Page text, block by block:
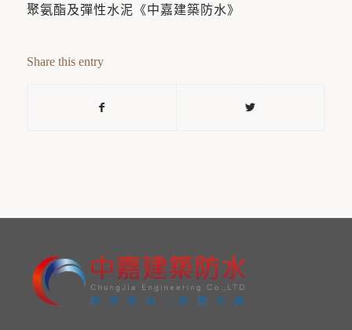
聚氨酯及彈性水泥《中嘉建築防水》
Share this entry